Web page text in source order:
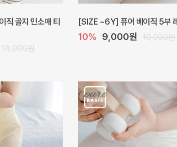
기 원피스 [SIZE ~6Y] 베르 원피스
10% 28,800원 32,000원